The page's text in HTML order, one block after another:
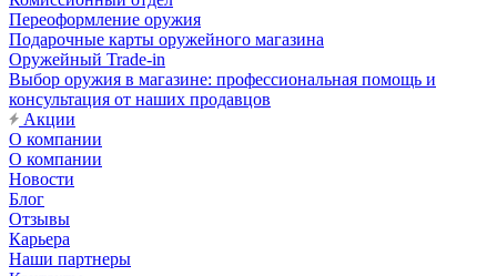
Переоформление оружия
Подарочные карты оружейного магазина
Оружейный Trade-in
Выбор оружия в магазине: профессиональная помощь и
консультация от наших продавцов
Акции
О компании
О компании
Новости
Блог
Отзывы
Карьера
Наши партнеры